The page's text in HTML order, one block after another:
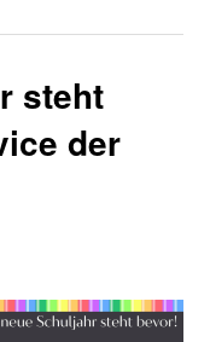
steht
der